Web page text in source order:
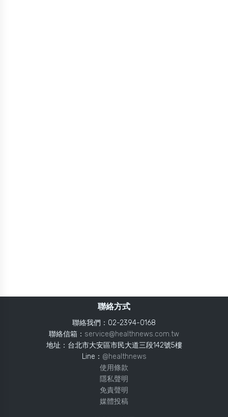
聯絡方式
聯絡我們：02-2394-0168
聯絡信箱： service@healthnews.com.tw
地址：台北市大安區市民大道三段142號5樓
Line： @healthnews
使用條款
隱私聲明
免責聲明
媒體投稿